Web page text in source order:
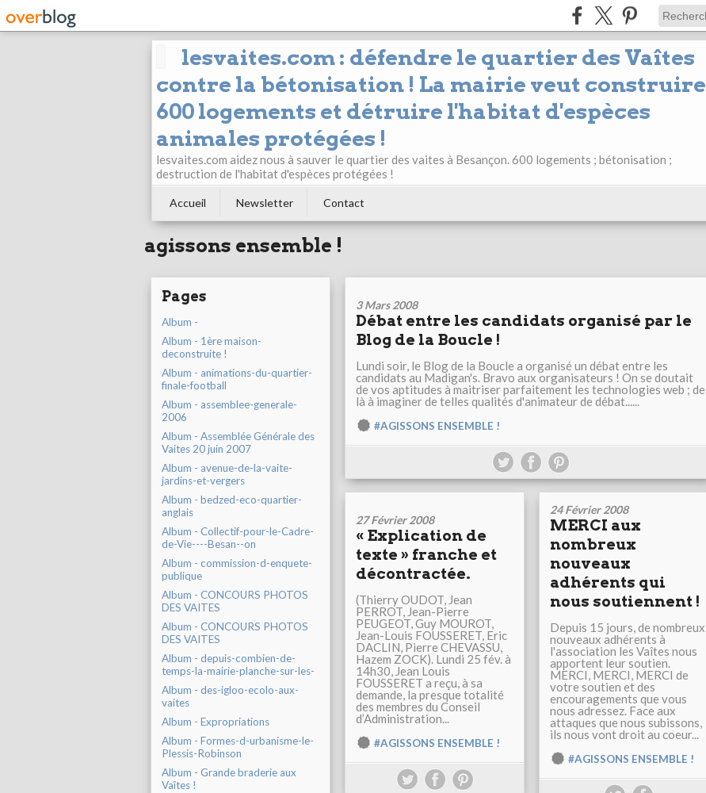
lesvaites.com : défendre le quartier des Vaîtes
contre la bétonisation ! La mairie veut construire
600 logements et détruire l'habitat d'espèces
animales protégées !
lesvaites.com aidez nous à sauver le quartier des vaites à Besançon. 600 logements ; bétonisation ;
destruction de l'habitat d'espèces protégées !
Accueil Newsletter Contact
agissons ensemble !
Pages
Album -
Album - 1ère maison-
deconstruite !
Album - animations-du-quartier-
finale-football
Album - assemblee-generale-
2006
Album - Assemblée Générale des
Vaites 20 juin 2007
Album - avenue-de-la-vaite-
jardins-et-vergers
Album - bedzed-eco-quartier-
anglais
Album - Collectif-pour-le-Cadre-
de-Vie----Besan--on
Album - commission-d-enquete-
publique
Album - CONCOURS PHOTOS
DES VAITES
Album - CONCOURS PHOTOS
DES VAITES
Album - depuis-combien-de-
temps-la-mairie-planche-sur-les-
Album - des-igloo-ecolo-aux-
vaites
Album - Expropriations
Album - Formes-d-urbanisme-le-
Plessis-Robinson
Album - Grande braderie aux
Vaîtes !
3 Mars 2008
Débat entre les candidats organisé par le
Blog de la Boucle !
Lundi soir, le Blog de la Boucle a organisé un débat entre les
candidats au Madigan's. Bravo aux organisateurs ! On se doutait
de vos aptitudes à maitriser parfaitement les technologies web ; de
là à imaginer de telles qualités d'animateur de débat......
#AGISSONS ENSEMBLE !
27 Février 2008
« Explication de
texte » franche et
décontractée.
(Thierry OUDOT, Jean
PERROT, Jean-Pierre
PEUGEOT, Guy MOUROT,
Jean-Louis FOUSSERET, Eric
DACLIN, Pierre CHEVASSU,
Hazem ZOCK). Lundi 25 fév. à
14h30, Jean Louis
FOUSSERET a reçu, à sa
demande, la presque totalité
des membres du Conseil
d’Administration...
#AGISSONS ENSEMBLE !
24 Février 2008
MERCI aux
nombreux
nouveaux
adhérents qui
nous soutiennent !
Depuis 15 jours, de nombreux
nouveaux adhérents à
l'association les Vaîtes nous
apportent leur soutien.
MERCI, MERCI, MERCI de
votre soutien et des
encouragements que vous
nous adressez. Face aux
attaques que nous subissons,
ils nous vont droit au coeur...
#AGISSONS ENSEMBLE !